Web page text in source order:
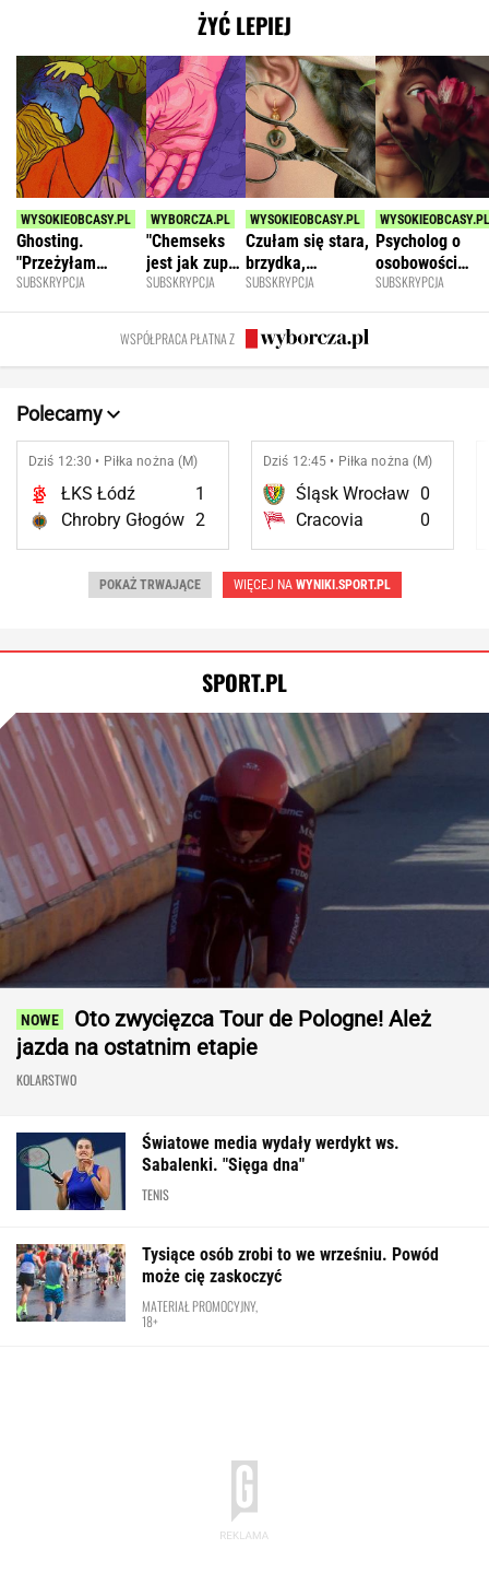
ŻYĆ LEPIEJ
Ghosting.
"Przeżyłam
najpiękniejszy
SUBSKRYPCJA
"Chemseks
jest jak zupa.
Nażresz się,
znów jesteś
głodny"
SUBSKRYPCJA
Czułam się stara,
brzydka,
niepotrzebna.
mnie dla młodszej
SUBSKRYPCJA
Psycholog o
osobowości
narcystycznej:
SUBSKRYPCJA
WSPÓŁPRACA PŁATNA Z
Polecamy
Dziś 12:30 • Piłka nożna (M)
ŁKS Łódź
1
Chrobry Głogów 2
Dziś 12:45 • Piłka nożna (M)
Śląsk Wrocław 0
Cracovia
0
POKAŻ TRWAJĄCE WIĘCEJ NAWYNIKI.SPORT.PL
SPORT.PL
Oto zwycięzca Tour de Pologne! Ależ
jazda na ostatnim etapie
KOLARSTWO
Światowe media wydały werdykt ws.
Sabalenki. "Sięga dna"
TENIS
Tysiące osób zrobi to we wrześniu. Powód
może cię zaskoczyć
MATERIAŁ PROMOCYJNY,
18+